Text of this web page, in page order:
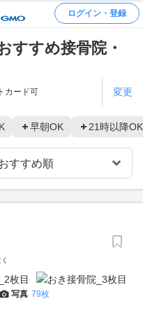
ログイン・登録
すすめ接骨院・
カード可 変更
早朝OK 21時以降OK
写真 79枚